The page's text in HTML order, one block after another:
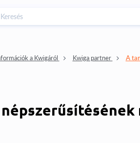
a Kwigáról Kwiga partner A